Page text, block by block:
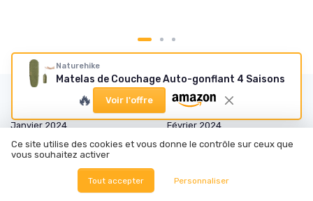
Naturehike
Matelas de Couchage Auto-gonflant 4 Saisons
🔥 Voir l'offre
Les articles par date
Janvier 2024
Février 2024
Mars 2024
Mai 2024
Septembre 2024
Ce site utilise des cookies et vous donne le contrôle sur ceux que
vous souhaitez activer
Tout accepter Personnaliser